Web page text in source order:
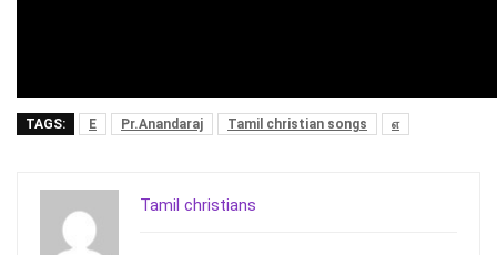
TAGS: E Pr.Anandaraj Tamil christian songs எ
Tamil christians